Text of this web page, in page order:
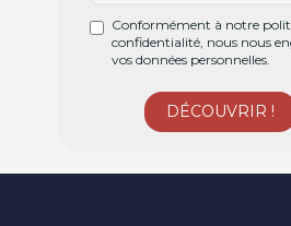
Conformément à notre
confidentialité, nous nous
vos données personnelles.